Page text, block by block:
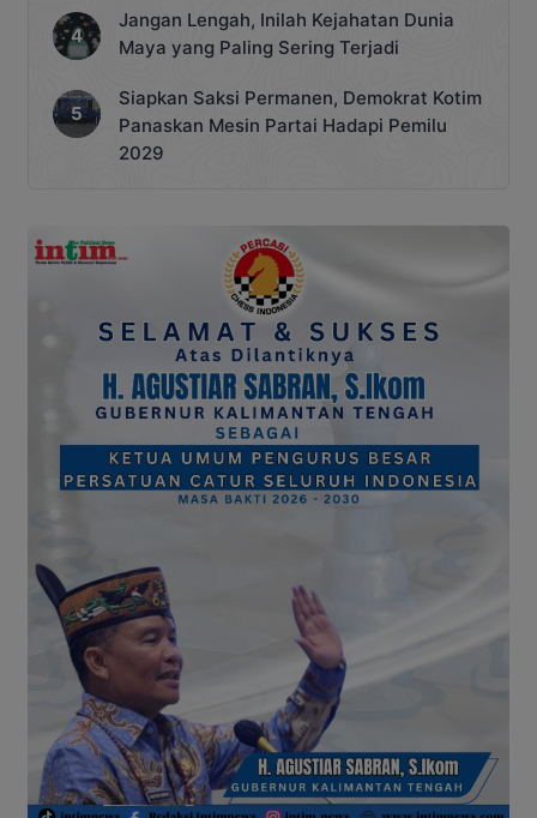
Jangan Lengah, Inilah Kejahatan Dunia
Maya yang Paling Sering Terjadi
Siapkan Saksi Permanen, Demokrat Kotim
Panaskan Mesin Partai Hadapi Pemilu
2029